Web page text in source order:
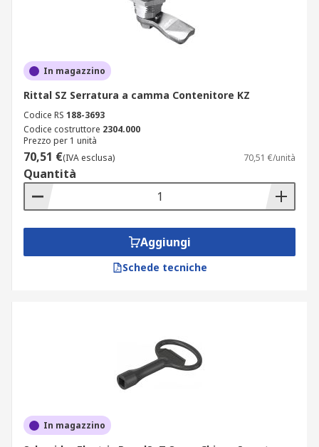
In magazzino
Rittal SZ Serratura a camma Contenitore KZ
Codice RS 188-3693
Codice costruttore 2304.000
Prezzo per 1 unità
70,51 €(IVA esclusa) 70,51 €/unità
Quantità
Aggiungi
Schede tecniche
In magazzino